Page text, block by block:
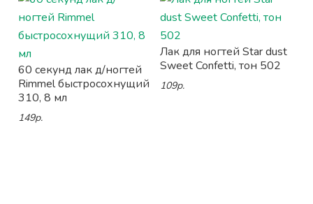
60 секунд лак д/ногтей
Rimmel быстросохнущий
310, 8 мл
149р.
Лак для ногтей Star dust
Sweet Confetti, тон 502
109р.